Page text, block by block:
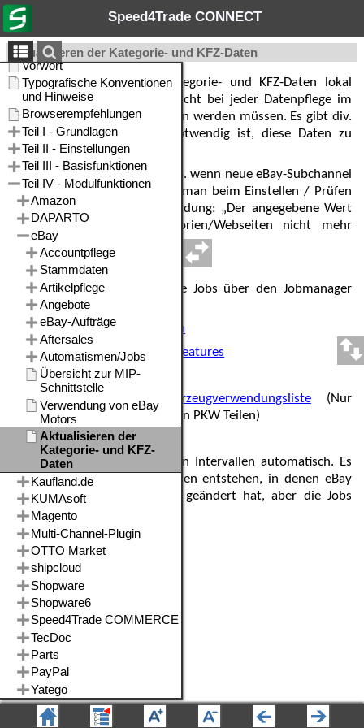
Speed4Trade CONNECT
Aktualisieren der Kategorie- und KFZ-Daten
Für eBay werden einige Kategorie- und KFZ-Daten lokal
vorgehalten, so dass diese nicht bei jeder Datenpflege im
Artikel neu von eBay abgerufen werden müssen. Es gibt div.
Situationen, an denen es notwendig ist, diese Daten zu
aktualisieren.
Sinnvoll ist die Ausführung z.B. wenn neue eBay-Subchannel
lizenziert wurden oder wenn man beim Einstellen / Prüfen
von Angeboten die Fehlermeldung: „Der angegebene Wert
wird in bestimmten Kategorien/Webseiten nicht mehr
unterstützt“ erhält.
Der Reihe nach sind folgende Jobs über den Jobmanager
auszuführen.
Update dereBay Kategorien
Update dereBay Kategoriefeatures
Update dereBay Details
Update der eBay Fahrzeugverwendungsliste(Nur
notwendig beim Verkauf von PKW Teilen)
Die Jobs laufen auch in festen Intervallen automatisch. Es
können aber immer Situationen entstehen, in denen eBay
bereits etwas an den Daten geändert hat, aber die Jobs
noch nicht gelaufen sind.